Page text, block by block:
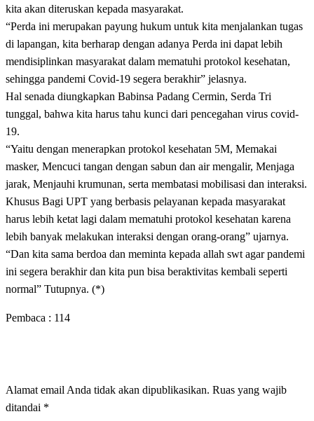
kita akan diteruskan kepada masyarakat.
“Perda ini merupakan payung hukum untuk kita menjalankan tugas
di lapangan, kita berharap dengan adanya Perda ini dapat lebih
mendisiplinkan masyarakat dalam mematuhi protokol kesehatan,
sehingga pandemi Covid-19 segera berakhir” jelasnya.
Hal senada diungkapkan Babinsa Padang Cermin, Serda Tri
tunggal, bahwa kita harus tahu kunci dari pencegahan virus covid-
19.
“Yaitu dengan menerapkan protokol kesehatan 5M, Memakai
masker, Mencuci tangan dengan sabun dan air mengalir, Menjaga
jarak, Menjauhi krumunan, serta membatasi mobilisasi dan interaksi.
Khusus Bagi UPT yang berbasis pelayanan kepada masyarakat
harus lebih ketat lagi dalam mematuhi protokol kesehatan karena
lebih banyak melakukan interaksi dengan orang-orang” ujarnya.
“Dan kita sama berdoa dan meminta kepada allah swt agar pandemi
ini segera berakhir dan kita pun bisa beraktivitas kembali seperti
normal” Tutupnya. (*)
Pembaca : 114
Alamat email Anda tidak akan dipublikasikan. Ruas yang wajib
ditandai *